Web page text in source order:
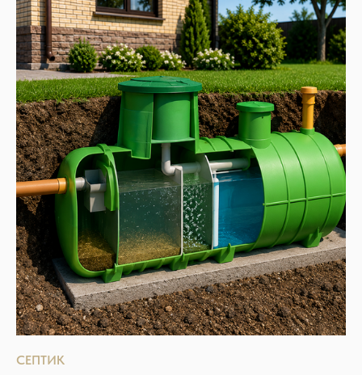
СЕПТИК